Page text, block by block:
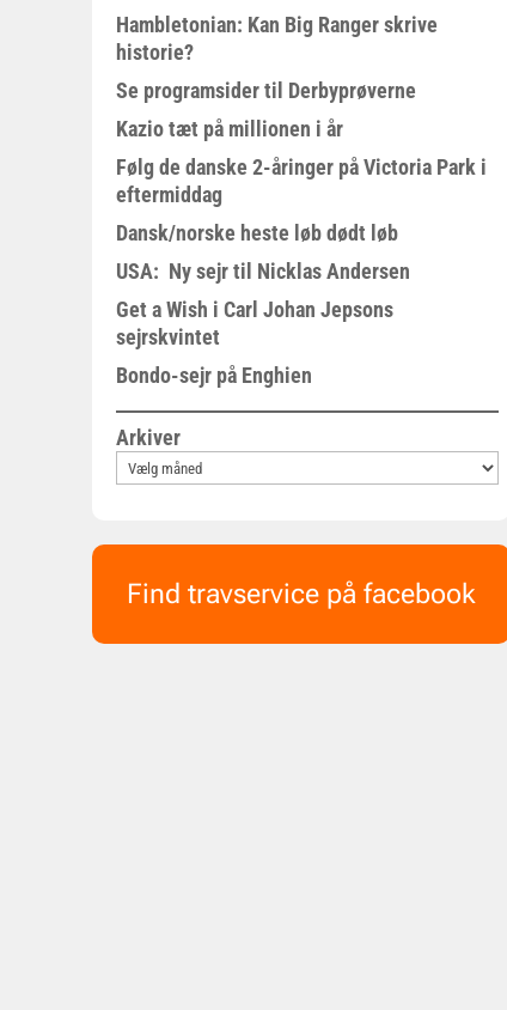
Hambletonian: Kan Big Ranger skrive
historie?
Se programsider til Derbyprøverne
Kazio tæt på millionen i år
Følg de danske 2-åringer på Victoria Park i
eftermiddag
Dansk/norske heste løb dødt løb
USA: Ny sejr til Nicklas Andersen
Get a Wish i Carl Johan Jepsons
sejrskvintet
Bondo-sejr på Enghien
Arkiver
Find travservice på facebook